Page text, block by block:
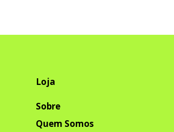
Loja
Sobre
Quem Somos